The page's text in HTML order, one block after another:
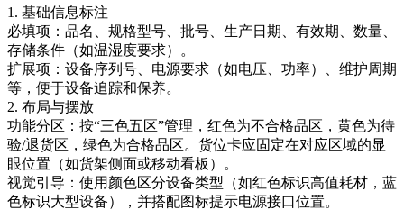
1. ‌基础信息标注‌
必填项‌：品名、规格型号、批号、生产日期、有效期、数量、
存储条件（如温湿度要求）‌。
扩展项‌：设备序列号、电源要求（如电压、功率）、维护周期
等，便于设备追踪和保养。
2. ‌布局与摆放‌
功能分区‌：按“三色五区”管理，红色为不合格品区，黄色为待
验/退货区，绿色为合格品区。货位卡应固定在对应区域的显
眼位置（如货架侧面或移动看板）‌。
视觉引导‌：使用颜色区分设备类型（如红色标识高值耗材，蓝
色标识大型设备），并搭配图标提示电源接口位置‌。